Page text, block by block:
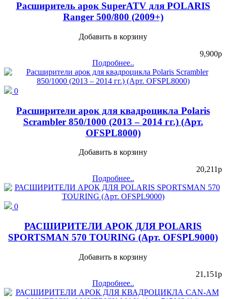
Расширитель арок SuperATV для POLARIS
Ranger 500/800 (2009+)
Добавить в корзину
9,900p
Подробнее..
0
Расширители арок для квадроцикла Polaris
Scrambler 850/1000 (2013 – 2014 гг.) (Арт.
OFSPL8000)
Добавить в корзину
20,211p
Подробнее..
0
РАСШИРИТЕЛИ АРОК ДЛЯ POLARIS
SPORTSMAN 570 TOURING (Арт. OFSPL9000)
Добавить в корзину
21,151p
Подробнее..